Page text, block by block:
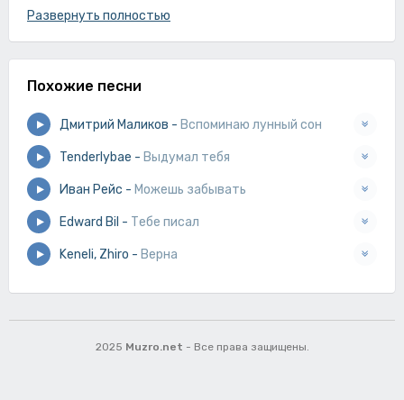
Вновь расскажет что скучает,
Где не было тебя там,
Где не было тебя там.
Развернуть полностью
Похожие песни
Дмитрий Маликов - Вспоминаю лунный сон
Tenderlybae - Выдумал тебя
Иван Рейс - Можешь забывать
Edward Bil - Тебе писал
Keneli, Zhiro - Верна
2025 Muzro.net - Все права защищены.